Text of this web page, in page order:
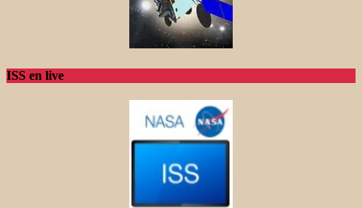
ISS en live